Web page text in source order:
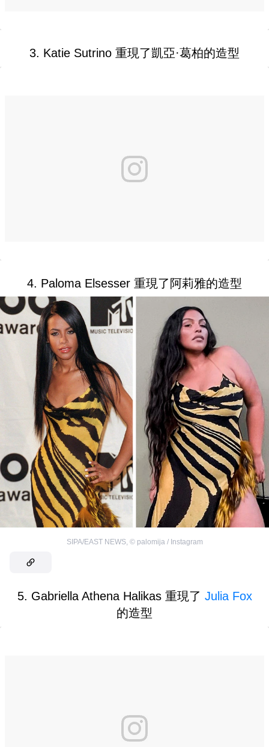
3. Katie Sutrino 重現了凱亞·葛柏的造型
4. Paloma Elsesser 重現了阿莉雅的造型
SIPA/EAST NEWS, © palomija / Instagram
5. Gabriella Athena Halikas 重現了 Julia Fox
的造型